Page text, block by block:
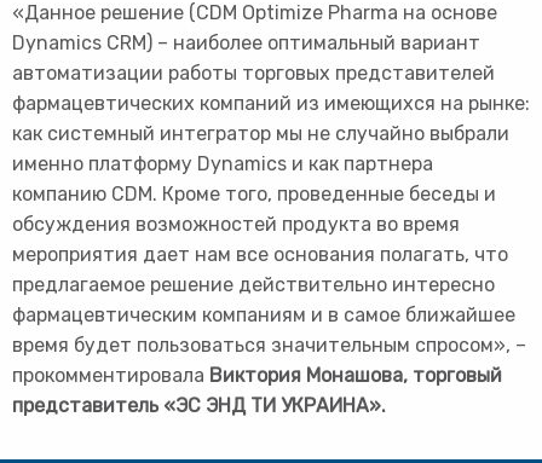
«Данное решение (CDM Optimize Pharma на основе
Dynamics CRM) – наиболее оптимальный вариант
автоматизации работы торговых представителей
фармацевтических компаний из имеющихся на рынке:
как системный интегратор мы не случайно выбрали
именно платформу Dynamics и как партнера
компанию CDM. Кроме того, проведенные беседы и
обсуждения возможностей продукта во время
мероприятия дает нам все основания полагать, что
предлагаемое решение действительно интересно
фармацевтическим компаниям и в самое ближайшее
время будет пользоваться значительным спросом», –
прокомментировала Виктория Монашова, торговый
представитель «ЭС ЭНД ТИ УКРАИНА».